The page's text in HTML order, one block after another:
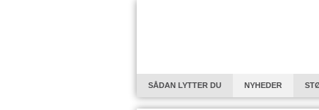
SÅDAN LYTTER DU NYHEDER